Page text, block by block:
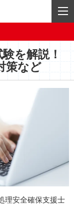
を解説！
策など
理安全確保支援士